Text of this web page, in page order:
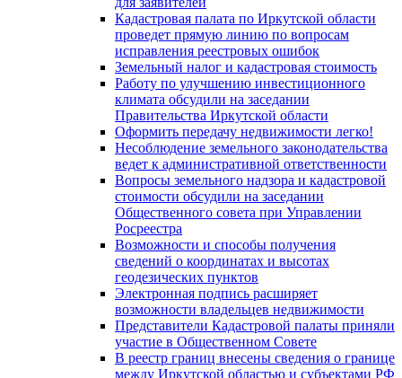
Кадастровая палата по Иркутской области
проведет прямую линию по вопросам
исправления реестровых ошибок
Земельный налог и кадастровая стоимость
Работу по улучшению инвестиционного
климата обсудили на заседании
Правительства Иркутской области
Оформить передачу недвижимости легко!
Несоблюдение земельного законодательства
ведет к административной ответственности
Вопросы земельного надзора и кадастровой
стоимости обсудили на заседании
Общественного совета при Управлении
Росреестра
Возможности и способы получения
сведений о координатах и высотах
геодезических пунктов
Электронная подпись расширяет
возможности владельцев недвижимости
Представители Кадастровой палаты приняли
участие в Общественном Совете
В реестр границ внесены сведения о границе
между Иркутской областью и субъектами РФ